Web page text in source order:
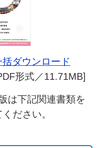
ダウンロード
形式／11.71MB]
は下記関連書類を
ださい。